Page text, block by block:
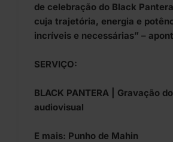
de celebração do Black
cuja trajetória, energia e
incríveis e necessárias” –
SERVIÇO:
BLACK PANTERA | Gravação
audiovisual
E mais: Punho de Mahin